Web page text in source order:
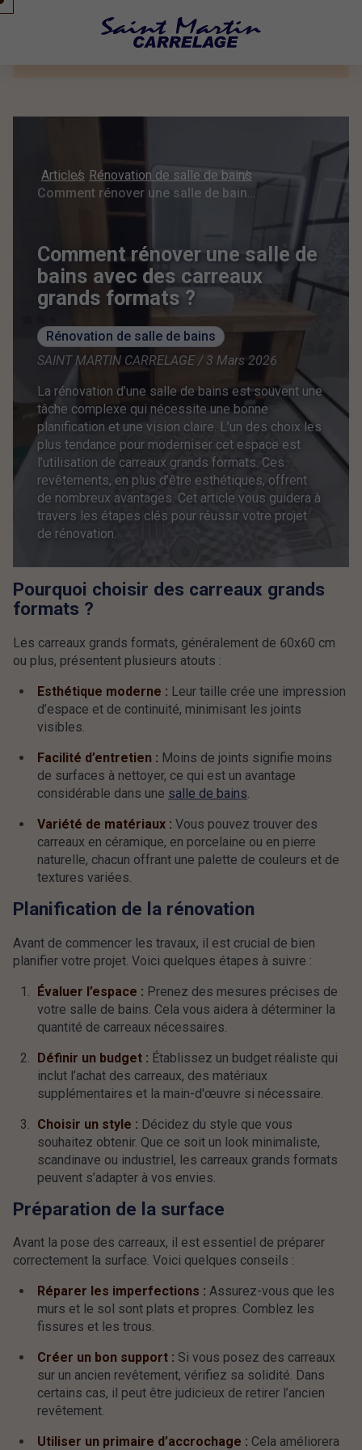
Articles Rénovation de salle de bains
Comment rénover une salle de bains avec des carreaux grands formats ?
Comment rénover une salle de
bains avec des carreaux
grands formats ?
Rénovation de salle de bains
SAINT MARTIN CARRELAGE / 3 Mars 2026
La rénovation d’une salle de bains est souvent une
tâche complexe qui nécessite une bonne
planification et une vision claire. L’un des choix les
plus tendance pour moderniser cet espace est
l’utilisation de carreaux grands formats. Ces
revêtements, en plus d’être esthétiques, offrent
de nombreux avantages. Cet article vous guidera à
travers les étapes clés pour réussir votre projet
de rénovation.
Pourquoi choisir des carreaux grands
formats ?
Les carreaux grands formats, généralement de 60x60 cm
ou plus, présentent plusieurs atouts :
Esthétique moderne : Leur taille crée une impression
d’espace et de continuité, minimisant les joints
visibles.
Facilité d’entretien : Moins de joints signifie moins
de surfaces à nettoyer, ce qui est un avantage
considérable dans une salle de bains
Variété de matériaux : Vous pouvez trouver des
carreaux en céramique, en porcelaine ou en pierre
naturelle, chacun offrant une palette de couleurs et de
textures variées.
Planification de la rénovation
Avant de commencer les travaux, il est crucial de bien
planifier votre projet. Voici quelques étapes à suivre :
Évaluer l’espace : Prenez des mesures précises de
votre salle de bains. Cela vous aidera à déterminer la
quantité de carreaux nécessaires.
Définir un budget : Établissez un budget réaliste qui
inclut l’achat des carreaux, des matériaux
supplémentaires et la main-d'œuvre si nécessaire.
Choisir un style : Décidez du style que vous
souhaitez obtenir. Que ce soit un look minimaliste,
scandinave ou industriel, les carreaux grands formats
peuvent s’adapter à vos envies.
Préparation de la surface
Avant la pose des carreaux, il est essentiel de préparer
correctement la surface. Voici quelques conseils :
Réparer les imperfections : Assurez-vous que les
murs et le sol sont plats et propres. Comblez les
fissures et les trous.
Créer un bon support : Si vous posez des carreaux
sur un ancien revêtement, vérifiez sa solidité. Dans
certains cas, il peut être judicieux de retirer l’ancien
revêtement.
Utiliser un primaire d’accrochage : Cela améliorera